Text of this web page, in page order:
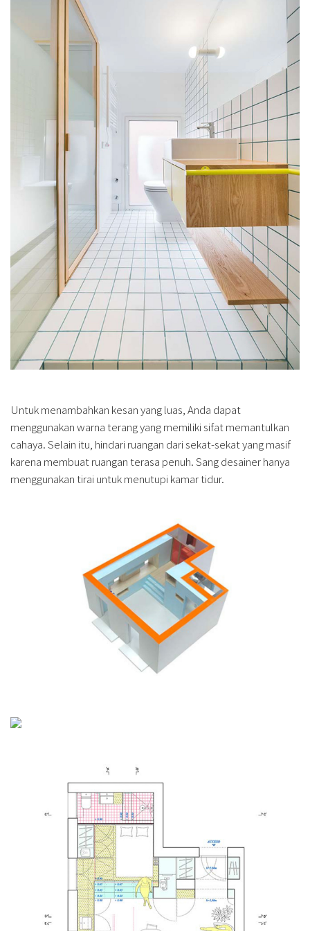
Untuk menambahkan kesan yang luas, Anda dapat
menggunakan warna terang yang memiliki sifat memantulkan
cahaya. Selain itu, hindari ruangan dari sekat-sekat yang masif
karena membuat ruangan terasa penuh. Sang desainer hanya
menggunakan tirai untuk menutupi kamar tidur.